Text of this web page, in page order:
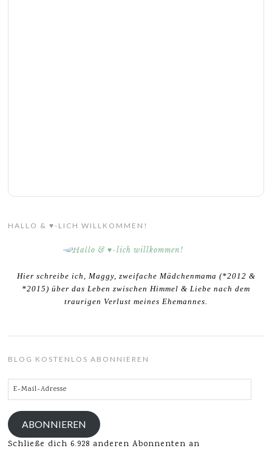
HALLO & ♥-LICH WILLKOMMEN!
Hier schreibe ich, Maggy, zweifache Mädchenmama (*2012 &
*2015) über das Leben zwischen Himmel & Liebe nach dem
traurigen Verlust meines Ehemannes.
BLOG KOSTENLOS ABONNIEREN
E-
Mail-
Adresse
ABONNIEREN
Schließe dich 6.928 anderen Abonnenten an